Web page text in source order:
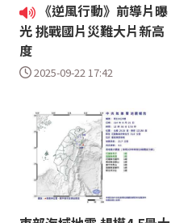
《逆風行動》前導片曝
光 挑戰國片災難大片新高
度
2025-09-22 17:42